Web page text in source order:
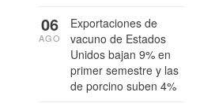
Exportaciones de
vacuno de Estados
Unidos bajan 9% en
primer semestre y las
de porcino suben 4%
06
AGO